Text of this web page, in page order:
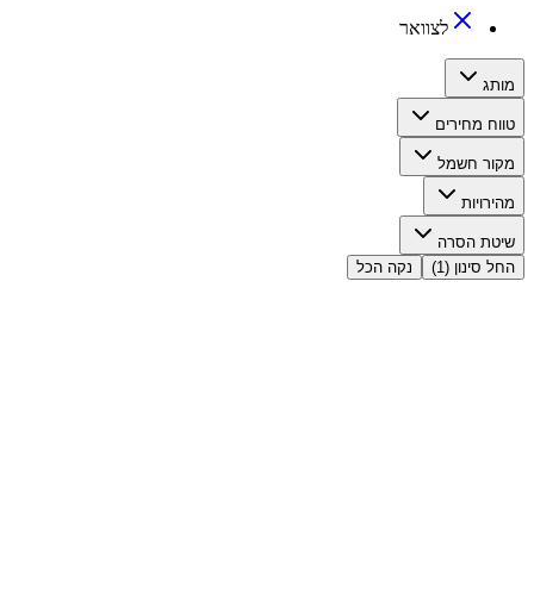
‏לצוואר
מותג
טווח מחירים
מקור חשמל
מהירויות
שיטת הסרה
החל סינון (1) נקה הכל